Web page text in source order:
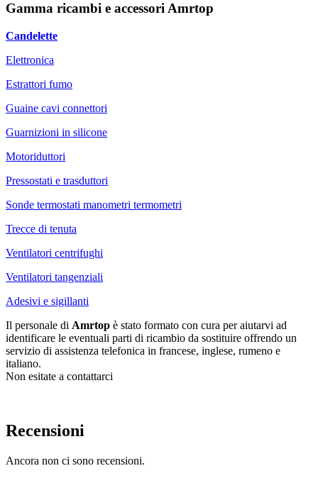
Gamma ricambi e accessori Amrtop
Candelette
Elettronica
Estrattori fumo
Guaine cavi connettori
Guarnizioni in silicone
Motoriduttori
Pressostati e trasduttori
Sonde termostati manometri termometri
Trecce di tenuta
Ventilatori centrifughi
Ventilatori tangenziali
Adesivi e sigillanti
Il personale di Amrtop è stato formato con cura per aiutarvi ad
identificare le eventuali parti di ricambio da sostituire offrendo un
servizio di assistenza telefonica in francese, inglese, rumeno e
italiano.
Non esitate a contattarci
Recensioni
Ancora non ci sono recensioni.